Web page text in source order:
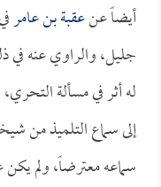
أيضاً عنعقبة بن عامر
جليل، والراوي عنه في
له أثر في مسألة
إلى سماع التلميذ من
سماعه معترضاً، ولم يكن